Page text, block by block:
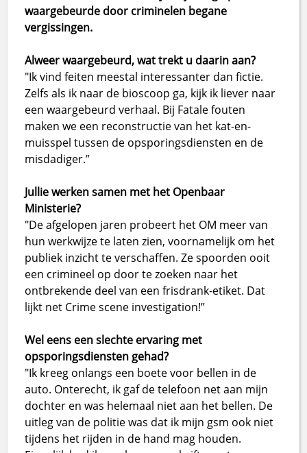
waargebeurde door criminelen begane
vergissingen.
Alweer waargebeurd, wat trekt u daarin aan?
"Ik vind feiten meestal interessanter dan fictie.
Zelfs als ik naar de bioscoop ga, kijk ik liever naar
een waargebeurd verhaal. Bij Fatale fouten
maken we een reconstructie van het kat-en-
muisspel tussen de opsporingsdiensten en de
misdadiger.”
Jullie werken samen met het Openbaar
Ministerie?
"De afgelopen jaren probeert het OM meer van
hun werkwijze te laten zien, voornamelijk om het
publiek inzicht te verschaffen. Ze spoorden ooit
een crimineel op door te zoeken naar het
ontbrekende deel van een frisdrank-etiket. Dat
lijkt net Crime scene investigation!”
Wel eens een slechte ervaring met
opsporingsdiensten gehad?
"Ik kreeg onlangs een boete voor bellen in de
auto. Onterecht, ik gaf de telefoon net aan mijn
dochter en was helemaal niet aan het bellen. De
uitleg van de politie was dat ik mijn gsm ook niet
tijdens het rijden in de hand mag houden.